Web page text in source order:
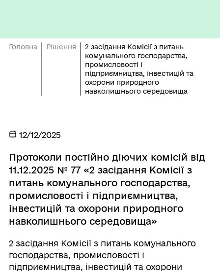
Головна Рішення
2 засідання Комісії з питань
комунального господарства,
промисловості і
підприємництва, інвестицій та
охорони природного
навколишнього середовища
12/12/2025
Протоколи постійно діючих комісій від
11.12.2025 № 77 «2 засідання Комісії з
питань комунального господарства,
промисловості і підприємництва,
інвестицій та охорони природного
навколишнього середовища»
2 засідання Комісії з питань комунального
господарства, промисловості і
підприємництва, інвестицій та охорони